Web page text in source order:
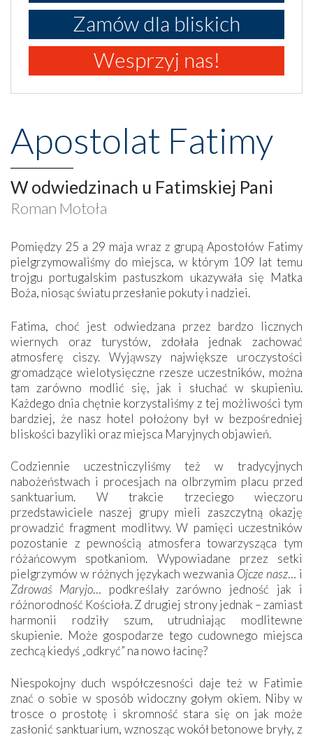
Zamów dla bliskich
Wesprzyj nas!
Apostolat Fatimy
W odwiedzinach u Fatimskiej Pani
Roman Motoła
Pomiędzy 25 a 29 maja wraz z grupą Apostołów Fatimy
pielgrzymowaliśmy do miejsca, w którym 109 lat temu
trojgu portugalskim pastuszkom ukazywała się Matka
Boża, niosąc światu przesłanie pokuty i nadziei.
Fatima, choć jest odwiedzana przez bardzo licznych
wiernych oraz turystów, zdołała jednak zachować
atmosferę ciszy. Wyjąwszy największe uroczystości
gromadzące wielotysięczne rzesze uczestników, można
tam zarówno modlić się, jak i słuchać w skupieniu.
Każdego dnia chętnie korzystaliśmy z tej możliwości tym
bardziej, że nasz hotel położony był w bezpośredniej
bliskości bazyliki oraz miejsca Maryjnych objawień.
Codziennie uczestniczyliśmy też w tradycyjnych
nabożeństwach i procesjach na olbrzymim placu przed
sanktuarium. W trakcie trzeciego wieczoru
przedstawiciele naszej grupy mieli zaszczytną okazję
prowadzić fragment modlitwy. W pamięci uczestników
pozostanie z pewnością atmosfera towarzysząca tym
różańcowym spotkaniom. Wypowiadane przez setki
pielgrzymów w różnych językach wezwania Ojcze nasz… i
Zdrowaś Maryjo… podkreślały zarówno jedność jak i
różnorodność Kościoła. Z drugiej strony jednak – zamiast
harmonii rodziły szum, utrudniając modlitewne
skupienie. Może gospodarze tego cudownego miejsca
zechcą kiedyś „odkryć” na nowo łacinę?
Niespokojny duch współczesności daje też w Fatimie
znać o sobie w sposób widoczny gołym okiem. Niby w
trosce o prostotę i skromność stara się on jak może
zasłonić sanktuarium, wznosząc wokół betonowe bryły, z